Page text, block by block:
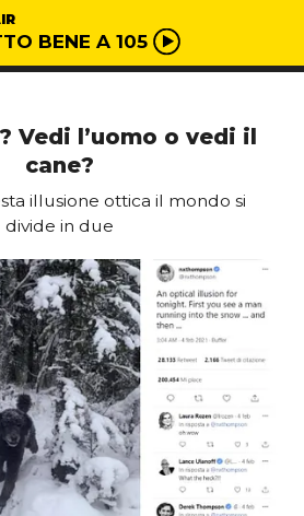
BENE A 105
Vedi l’uomo o vedi il
cane?
illusione ottica il mondo si
divide in due